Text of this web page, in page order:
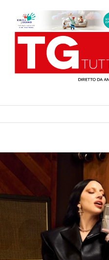
contenuto